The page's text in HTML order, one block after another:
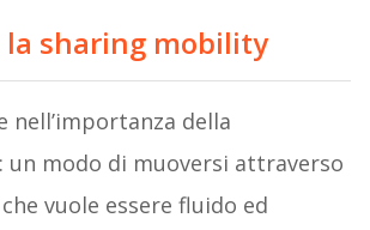
la sharing mobility
nell’importanza della
: un modo di muoversi attraverso
vuole essere fluido ed